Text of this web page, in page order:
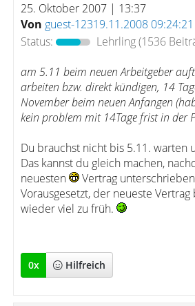
25. Oktober 2007 | 13:37
Von guest-12319.11.2008 09:24:21
Status:
Lehrling(1536
am 5.11 beim neuen Arbeitgeber
arbeiten bzw. direkt kündigen, 14
November beim neuen Anfangen
kein problem mit 14Tage frist in der
Du brauchst nicht bis 5.11. warten
Das kannst du gleich machen,
neuesten
Vertrag
Vorausgesetzt, der neueste
wieder viel zu früh.
0x Hilfreich